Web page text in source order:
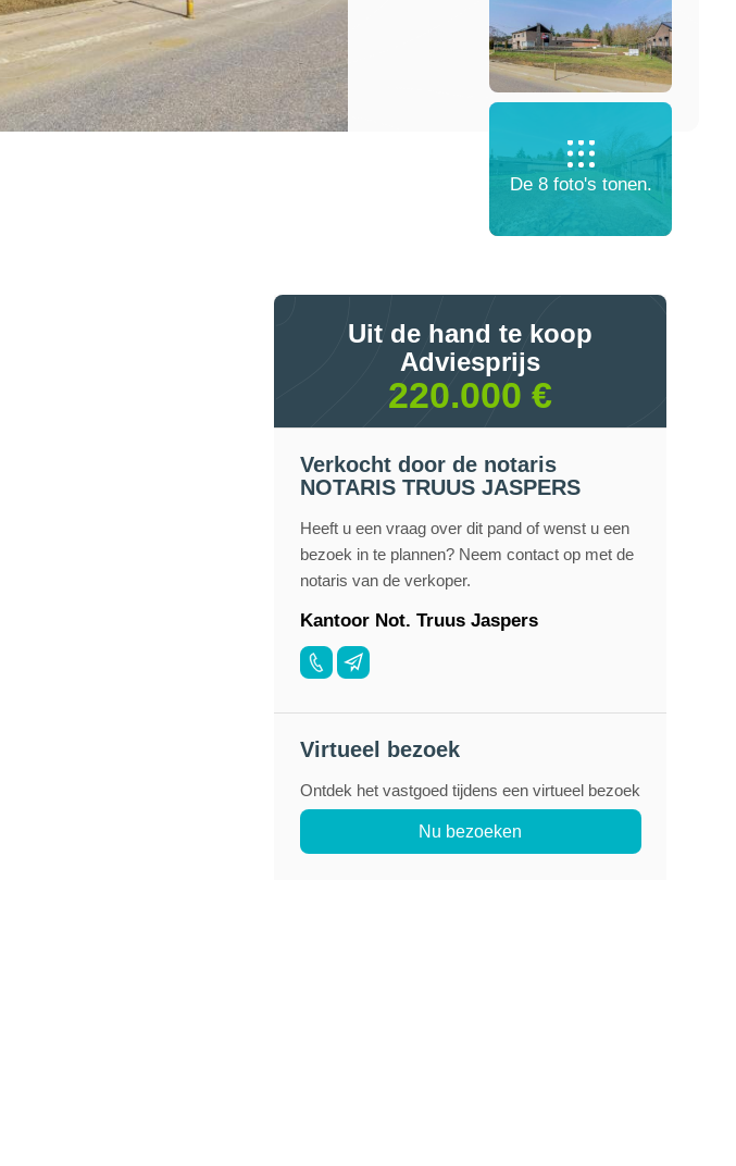
De 8 foto's tonen.
Uit de hand te koop
Adviesprijs
220.000 €
Verkocht door de notaris
NOTARIS TRUUS JASPERS
Heeft u een vraag over dit pand of wenst u een
bezoek in te plannen? Neem contact op met de
notaris van de verkoper.
Kantoor Not. Truus Jaspers
Virtueel bezoek
Ontdek het vastgoed tijdens een virtueel bezoek
Nu bezoeken